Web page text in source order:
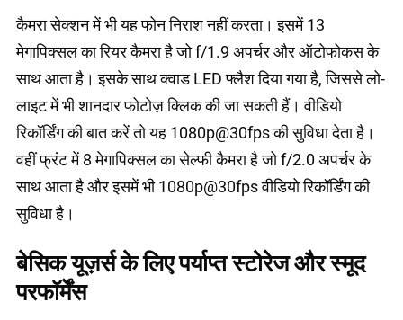
कैमरा सेक्शन में भी यह फोन निराश नहीं करता। इसमें 13
मेगापिक्सल का रियर कैमरा है जो f/1.9 अपर्चर और ऑटोफोकस के
साथ आता है। इसके साथ क्वाड LED फ्लैश दिया गया है, जिससे लो-
लाइट में भी शानदार फोटोज़ क्लिक की जा सकती हैं। वीडियो
रिकॉर्डिंग की बात करें तो यह 1080p@30fps की सुविधा देता है।
वहीं फ्रंट में 8 मेगापिक्सल का सेल्फी कैमरा है जो f/2.0 अपर्चर के
साथ आता है और इसमें भी 1080p@30fps वीडियो रिकॉर्डिंग की
सुविधा है।
बेसिक यूज़र्स के लिए पर्याप्त स्टोरेज और स्मूद
परफॉर्मेंस